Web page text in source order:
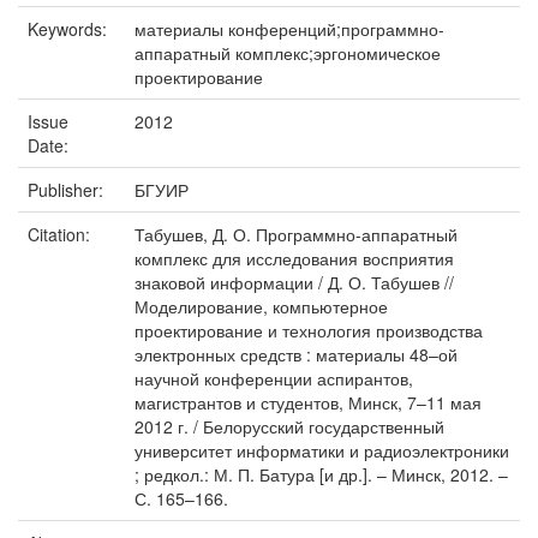
Keywords:
материалы конференций;программно-
аппаратный комплекс;эргономическое
проектирование
Issue
Date:
2012
Publisher:
БГУИР
Citation:
Табушев, Д. О. Программно-аппаратный
комплекс для исследования восприятия
знаковой информации / Д. О. Табушев //
Моделирование, компьютерное
проектирование и технология производства
электронных средств : материалы 48–ой
научной конференции аспирантов,
магистрантов и студентов, Минск, 7–11 мая
2012 г. / Белорусский государственный
университет информатики и радиоэлектроники
; редкол.: М. П. Батура [и др.]. – Минск, 2012. –
С. 165–166.